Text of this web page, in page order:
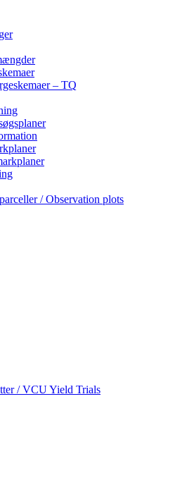
– TQ
/ Observation plots
/ VCU Yield Trials